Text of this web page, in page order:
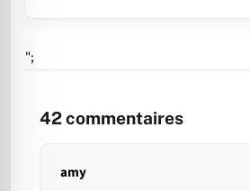
";
42commentaires
amy